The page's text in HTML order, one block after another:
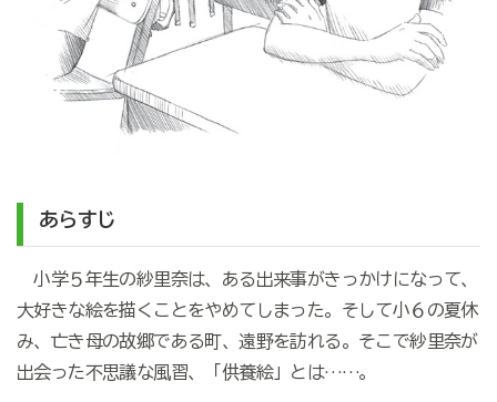
あらすじ
小学５年生の紗里奈は、ある出来事がきっかけになって、
大好きな絵を描くことをやめてしまった。そして小６の夏休
み、亡き母の故郷である町、遠野を訪れる。そこで紗里奈が
出会った不思議な風習、「供養絵」とは……。